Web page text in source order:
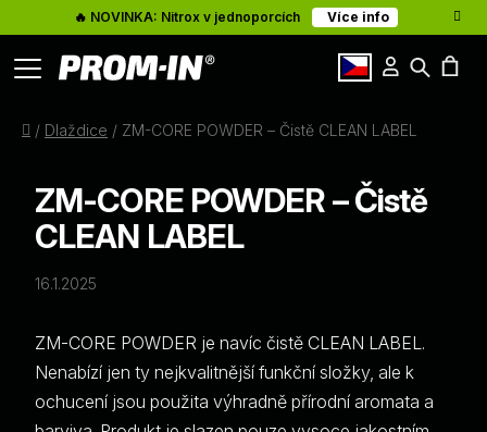
🔥 NOVINKA: Nitrox v jednoporcích Více info
Přihlášení
Hledat
Kontakty
Domů
/ Dlaždice / ZM-CORE POWDER – Čistě CLEAN LABEL
ZM-CORE POWDER – Čistě
CLEAN LABEL
16.1.2025
ZM-CORE POWDER je navíc čistě CLEAN LABEL.
Nenabízí jen ty nejkvalitnější funkční složky, ale k
ochucení jsou použita výhradně přírodní aromata a